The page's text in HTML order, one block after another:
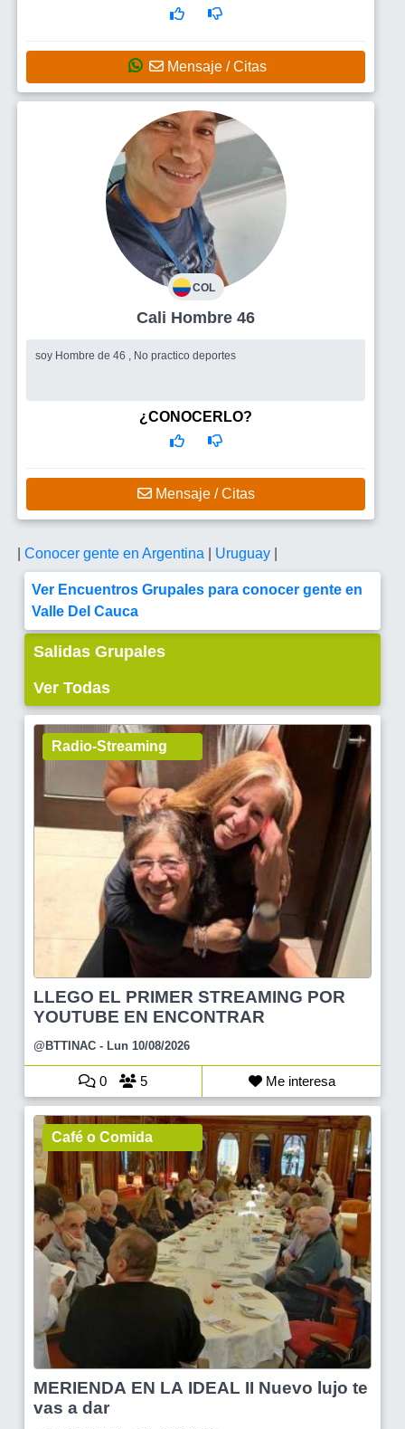
Mensaje / Citas
COL
Cali Hombre 46
soy Hombre de 46 , No practico deportes
¿CONOCERLO?
Mensaje / Citas
Conocer gente en Argentina Uruguay
Ver Encuentros Grupales para conocer gente en
Valle Del Cauca
Salidas Grupales
Ver Todas
Radio-Streaming
LLEGO EL PRIMER STREAMING POR
YOUTUBE EN ENCONTRAR
@BTTINAC - Lun 10/08/2026
0 5 Me interesa
Café o Comida
MERIENDA EN LA IDEAL II Nuevo lujo te
vas a dar